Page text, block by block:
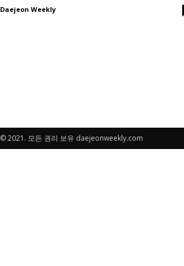
Daejeon Weekly
© 2021. 모든 권리 보유 daejeonweekly.com